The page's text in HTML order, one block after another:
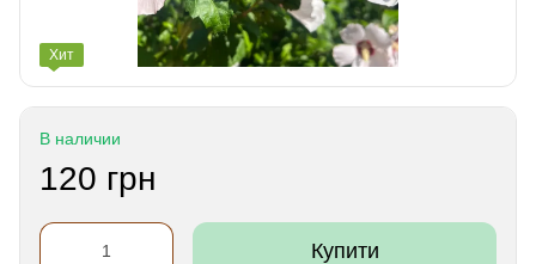
Хит
В наличии
120 грн
Купити